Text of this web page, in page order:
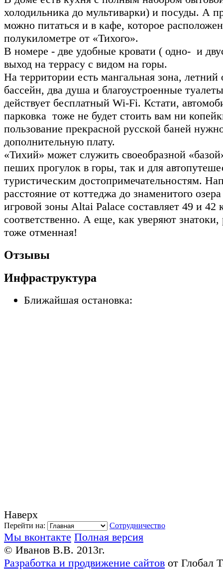
холодильника до мультиварки) и посуды. А
можно питаться и в кафе, которое
полукилометре от «Тихого».
В номере - две удобные кровати ( одно- и
выход на террасу с видом на горы.
На территории есть мангальная зона,
бассейн, два душа и благоустроенные
действует бесплатный Wi-Fi. Кстати,
парковка тоже не будет стоить вам ни
пользование прекрасной русской баней
дополнительную плату.
«Тихий» может служить своеобразной
пеших прогулок в горы, так и для
туристическим достопримечательностям.
расстояние от коттеджа до знаменитого
игровой зоны Altai Palace составляет 49 и 42
соответственно. А еще, как уверяют знатоки,
тоже отменная!
Отзывы
Инфраструктура
Ближайшая остановка:
Наверх
Перейти на: Сотрудничество
Мы вконтакте Полная версия
© Иванов В.В. 2013г.
Разработка и продвижение сайтов от Глобал